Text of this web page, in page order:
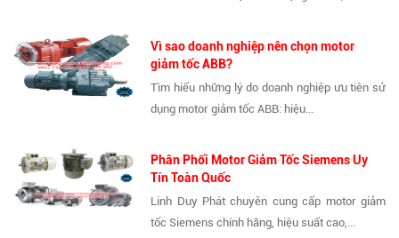
Vì sao doanh nghiệp nên chọn motor
giảm tốc ABB?
Tìm hiểu những lý do doanh nghiệp ưu tiên sử
dụng motor giảm tốc ABB: hiệu...
Phân Phối Motor Giảm Tốc Siemens Uy
Tín Toàn Quốc
Linh Duy Phát chuyên cung cấp motor giảm
tốc Siemens chính hãng, hiệu suất cao,...